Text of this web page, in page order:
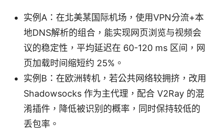
实例A：在北美某国际机场，使用VPN分流+本
地DNS解析的组合，能实现网页浏览与视频会
议的稳定性，平均延迟在 60-120 ms 区间，网
页加载时间缩短约 25%。
实例B：在欧洲转机，若公共网络较拥挤，改用
Shadowsocks 作为主代理，配合 V2Ray 的混
淆插件，降低被识别的概率，同时保持较低的
丢包率。